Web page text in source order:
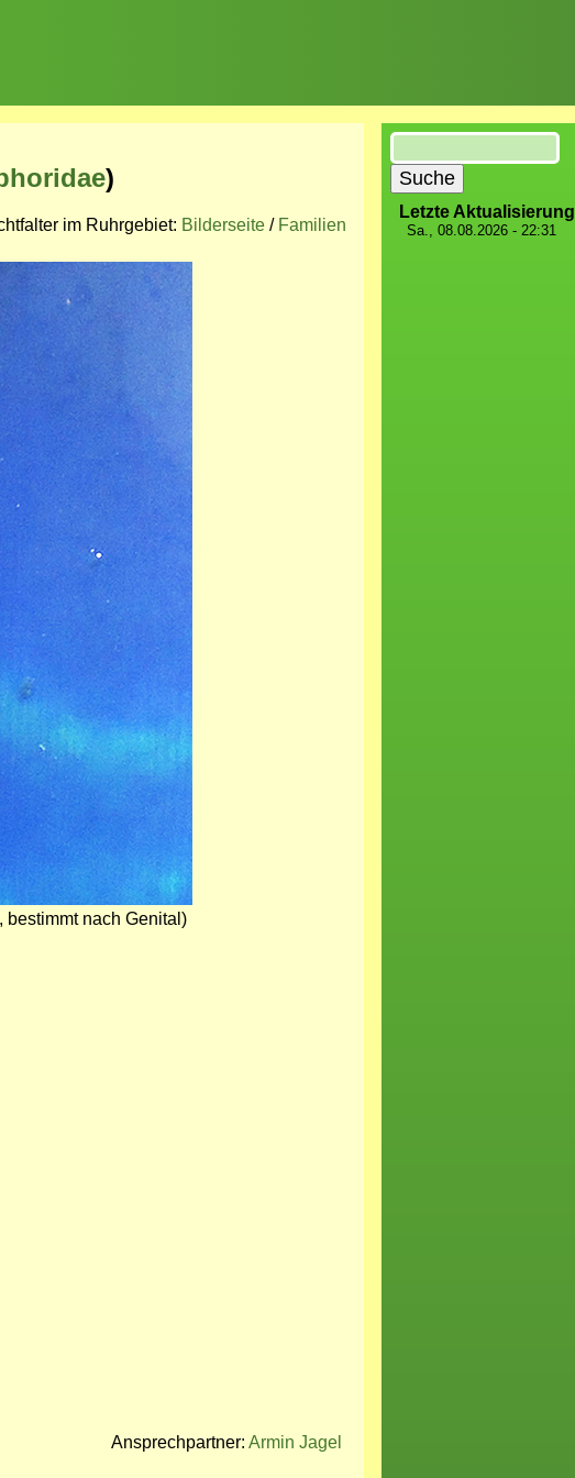
)
im Ruhrgebiet: Bilderseite / Familien
bestimmt nach Genital)
Ansprechpartner: Armin Jagel
Suche
Letzte Aktualisierung
Sa., 08.08.2026 - 22:31